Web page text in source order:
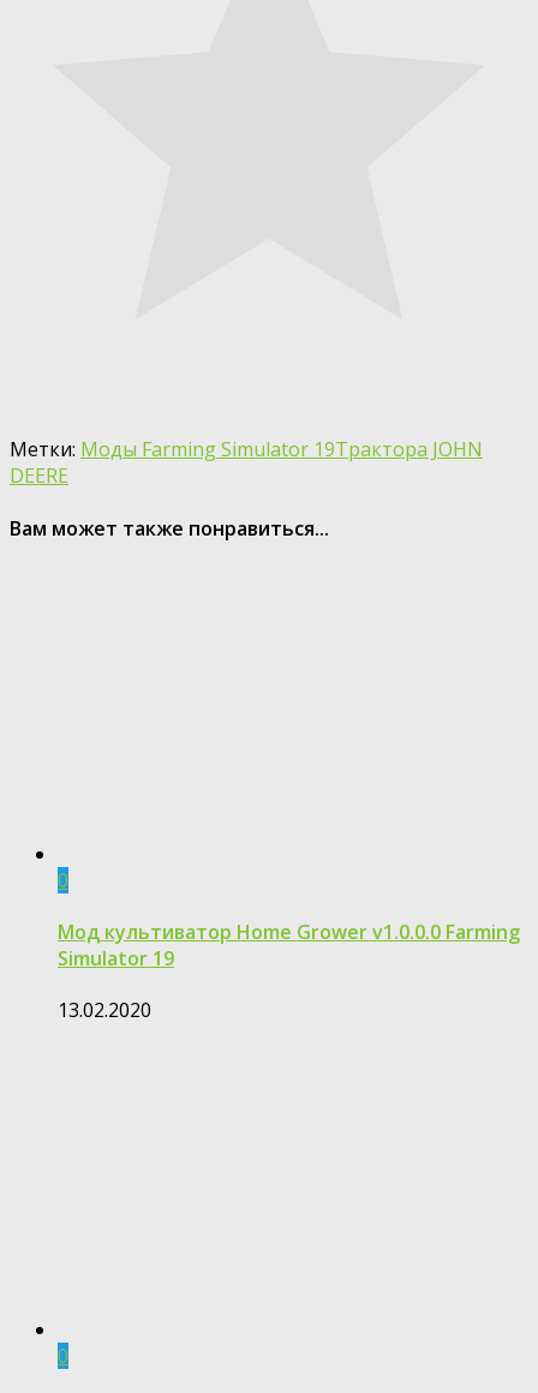
Метки: Моды Farming Simulator 19Трактора JOHN
DEERE
Вам может также понравиться...
0
Мод культиватор Home Grower v1.0.0.0 Farming
Simulator 19
13.02.2020
0